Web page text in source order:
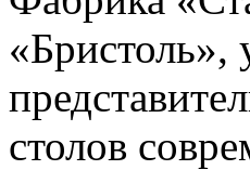
«Бристоль»,
столов